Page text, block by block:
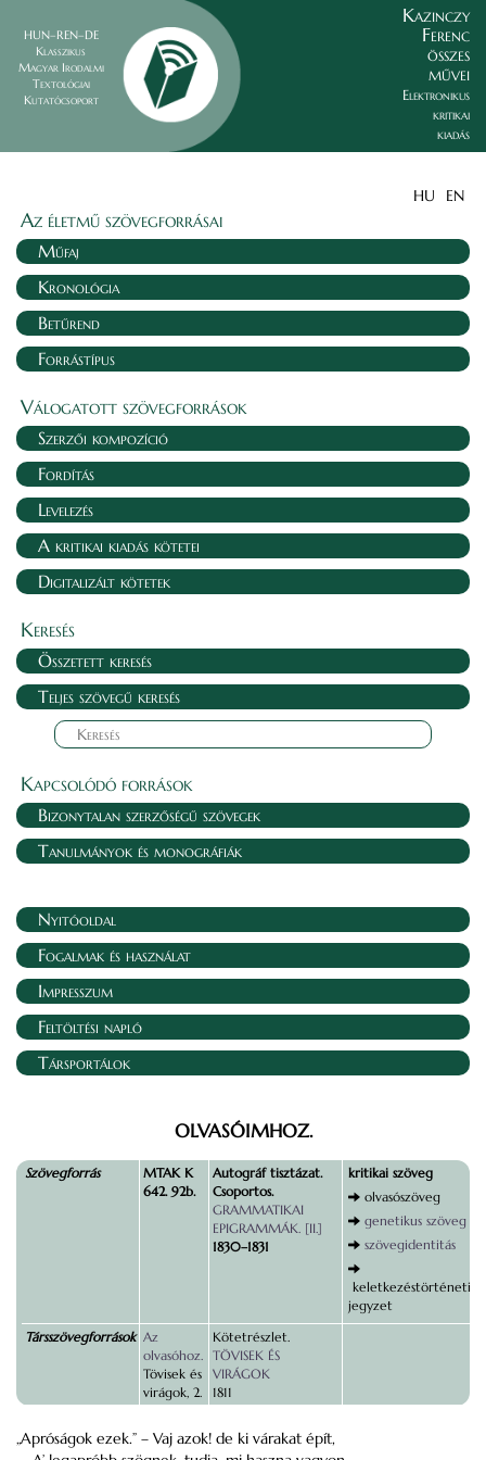
HUN–REN–DE
Klasszikus
Magyar Irodalmi
Textológiai
Kutatócsoport
Kazinczy
Ferenc
összes
művei
Elektronikus
kritikai
kiadás
HU EN
Az életmű szövegforrásai
Műfaj
Kronológia
Betűrend
Forrástípus
Válogatott szövegforrások
Szerzői kompozíció
Fordítás
Levelezés
A kritikai kiadás kötetei
Digitalizált kötetek
Keresés
Összetett keresés
Teljes szövegű keresés
Kapcsolódó források
Bizonytalan szerzőségű szövegek
Tanulmányok és monográfiák
Nyitóoldal
Fogalmak és használat
Impresszum
Feltöltési napló
Társportálok
OLVASÓIMHOZ.
Szövegforrás
MTAK K
642. 92b.
Autográf tisztázat.
Csoportos.
GRAMMATIKAI
EPIGRAMMÁK. [II.]
1830–1831
kritikai szöveg
olvasószöveg
genetikus szöveg
szövegidentitás
keletkezéstörténeti
jegyzet
Társszövegforrások Az
olvasóhoz.
Tövisek és
virágok, 2.
Kötetrészlet.
TÖVISEK ÉS
VIRÁGOK
1811
„Apróságok ezek.” – Vaj azok! de ki várakat épít,